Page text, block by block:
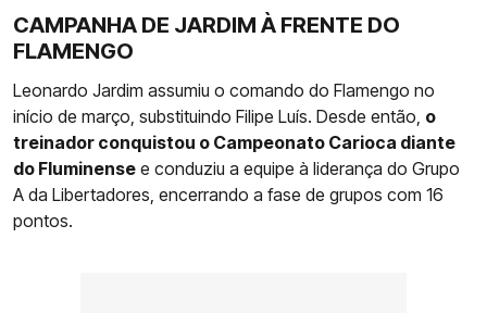
CAMPANHA DE JARDIM À FRENTE DO
FLAMENGO
Leonardo Jardim assumiu o comando do Flamengo no
início de março, substituindo Filipe Luís. Desde então, o
treinador conquistou o Campeonato Carioca diante
do Fluminense e conduziu a equipe à liderança do Grupo
A da Libertadores, encerrando a fase de grupos com 16
pontos.